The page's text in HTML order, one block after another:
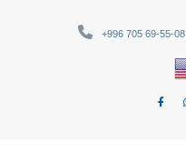
+996 705 69-55-08